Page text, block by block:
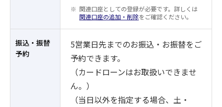
関連口座としての登録が必要です。詳しくは
関連口座の追加・削除をご確認ください。
振込・振替
予約
5営業日先までのお振込・お振替をご
予約できます。
（カードローンはお取扱いできませ
ん。）
（当日以外を指定する場合、土・